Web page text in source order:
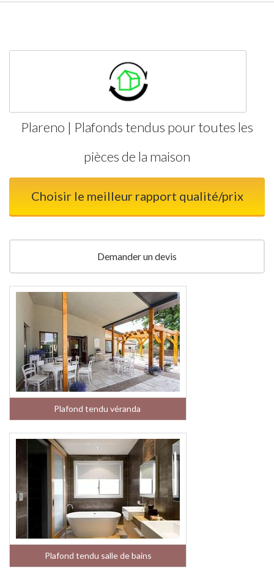
Plareno | Plafonds tendus pour toutes les
pièces de la maison
Choisir le meilleur rapport qualité/prix
Demander un devis
Plafond tendu véranda
Plafond tendu salle de bains